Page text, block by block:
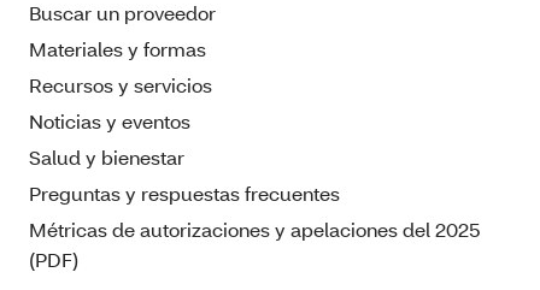
Buscar un proveedor
Materiales y formas
Recursos y servicios
Noticias y eventos
Salud y bienestar
Preguntas y respuestas frecuentes
Métricas de autorizaciones y apelaciones del 2025
(PDF)